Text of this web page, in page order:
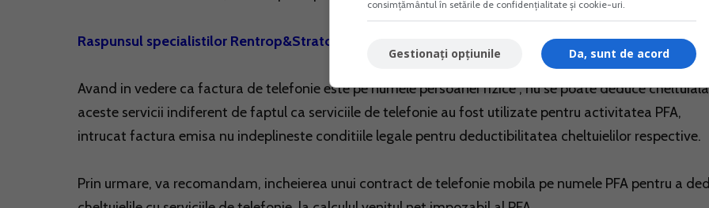
Raspunsul specialistilor Rentrop&Straton:
Avand in vedere ca factura de telefonie este pe numele persoanei fizice , nu se poate deduce
aceste servicii indiferent de faptul ca serviciile de telefonie au fost utilizate pentru activitatea PFA,
intrucat factura emisa nu indeplineste conditiile legale pentru deductibilitatea cheltuielilor respective.
Prin urmare, va recomandam, incheierea unui contract de telefonie mobila pe numele PFA pentru a
consimțământul în setările de confidențialitate și cookie-uri.
Da, sunt de acord
Gestionați opțiunile